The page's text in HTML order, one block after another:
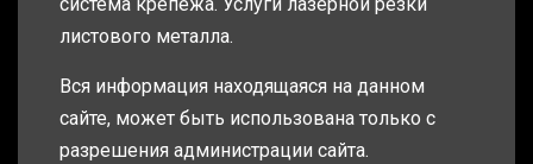
листового металла.
Вся информация находящаяся на данном
сайте, может быть использована только с
разрешения администрации сайта.